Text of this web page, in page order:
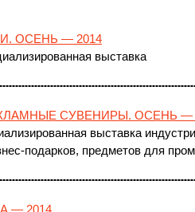
ОСЕНЬ — 2014
выставка
СУВЕНИРЫ. ОСЕНЬ —
выставка
подарков, предметов для
— 2014